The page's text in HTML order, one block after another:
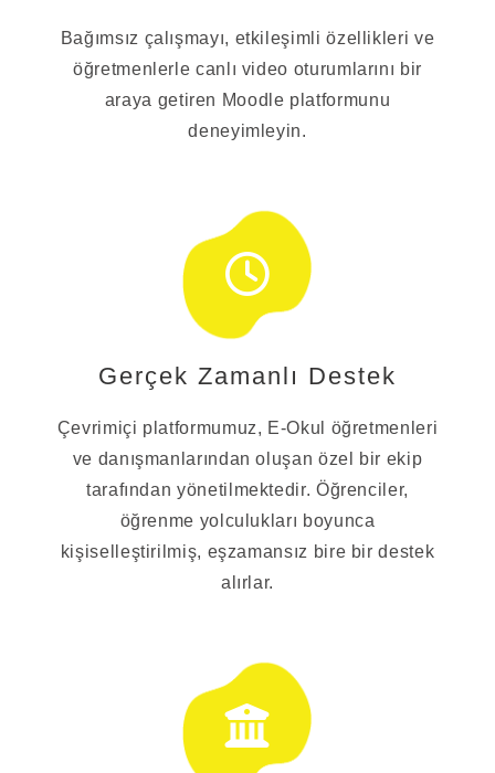
Bağımsız çalışmayı, etkileşimli özellikleri ve
öğretmenlerle canlı video oturumlarını bir
araya getiren Moodle platformunu
deneyimleyin.
Gerçek Zamanlı Destek
Çevrimiçi platformumuz, E-Okul öğretmenleri
ve danışmanlarından oluşan özel bir ekip
tarafından yönetilmektedir. Öğrenciler,
öğrenme yolculukları boyunca
kişiselleştirilmiş, eşzamansız bire bir destek
alırlar.